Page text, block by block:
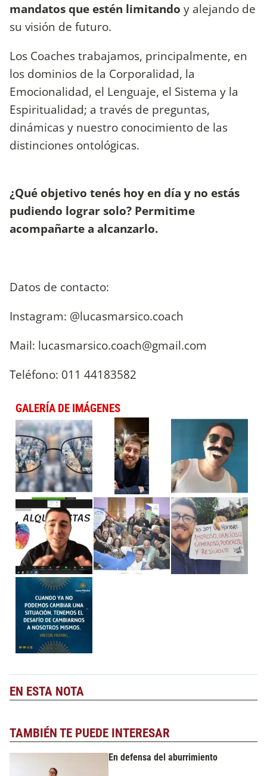
mandatos que estén limitando y alejando de
su visión de futuro.
Los Coaches trabajamos, principalmente, en
los dominios de la Corporalidad, la
Emocionalidad, el Lenguaje, el Sistema y la
Espiritualidad; a través de preguntas,
dinámicas y nuestro conocimiento de las
distinciones ontológicas.
¿Qué objetivo tenés hoy en día y no estás
pudiendo lograr solo? Permitime
acompañarte a alcanzarlo.
Datos de contacto:
Instagram: @lucasmarsico.coach
Mail: lucasmarsico.coach@gmail.com
Teléfono: 011 44183582
GALERÍA DE IMÁGENES
EN ESTA NOTA
TAMBIÉN TE PUEDE INTERESAR
En defensa del aburrimiento